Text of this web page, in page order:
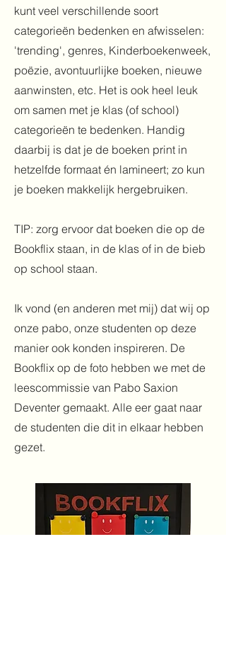
kunt veel verschillende soort
categorieën bedenken en afwisselen:
'trending', genres, Kinderboekenweek,
poëzie, avontuurlijke boeken, nieuwe
aanwinsten, etc. Het is ook heel leuk
om samen met je klas (of school)
categorieën te bedenken. Handig
daarbij is dat je de boeken print in
hetzelfde formaat én lamineert; zo kun
je boeken makkelijk hergebruiken.
TIP: zorg ervoor dat boeken die op de
Bookflix staan, in de klas of in de bieb
op school staan.
Ik vond (en anderen met mij) dat wij op
onze pabo, onze studenten op deze
manier ook konden inspireren. De
Bookflix op de foto hebben we met de
leescommissie van Pabo Saxion
Deventer gemaakt. Alle eer gaat naar
de studenten die dit in elkaar hebben
gezet.